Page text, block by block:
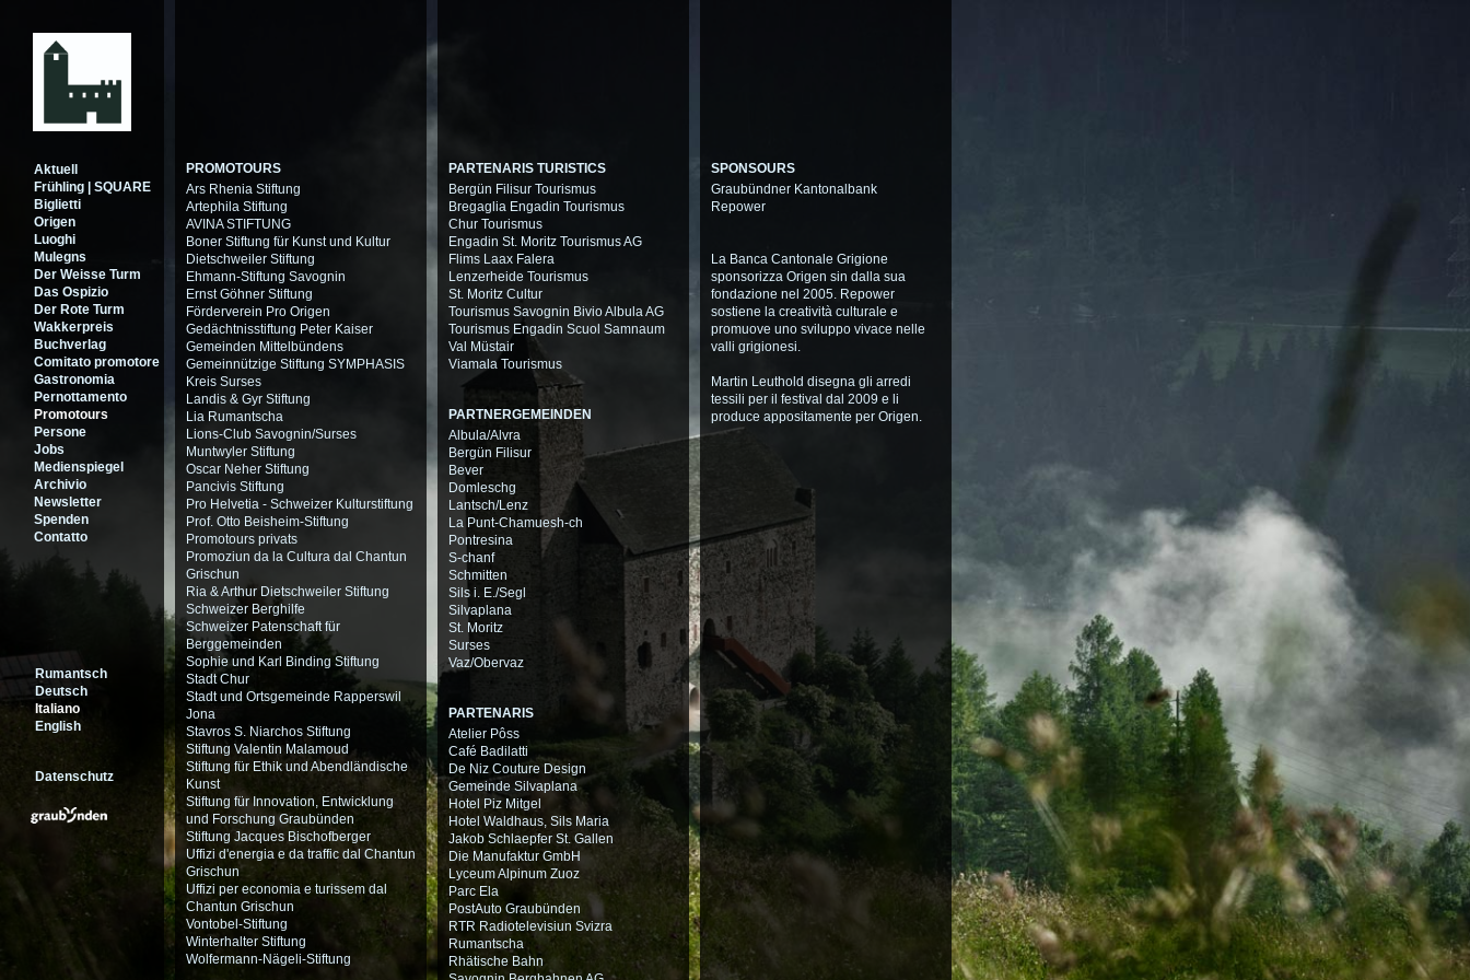
Aktuell
Frühling | SQUARE
Biglietti
Origen
Luoghi
Mulegns
Der Weisse Turm
Das Ospizio
Der Rote Turm
Wakkerpreis
Buchverlag
Comitato promotore
Gastronomia
Pernottamento
Promotours
Persone
Jobs
Medienspiegel
Archivio
Newsletter
Spenden
Contatto
Rumantsch
Deutsch
Italiano
English
Datenschutz
PROMOTOURS
Ars Rhenia Stiftung
Artephila Stiftung
AVINA STIFTUNG
Boner Stiftung für Kunst und Kultur
Dietschweiler Stiftung
Ehmann-Stiftung Savognin
Ernst Göhner Stiftung
Förderverein Pro Origen
Gedächtnisstiftung Peter Kaiser
Gemeinden Mittelbündens
Gemeinnützige Stiftung SYMPHASIS
Kreis Surses
Landis & Gyr Stiftung
Lia Rumantscha
Lions-Club Savognin/Surses
Muntwyler Stiftung
Oscar Neher Stiftung
Pancivis Stiftung
Pro Helvetia - Schweizer Kulturstiftung
Prof. Otto Beisheim-Stiftung
Promotours privats
Promoziun da la Cultura dal Chantun
Grischun
Ria & Arthur Dietschweiler Stiftung
Schweizer Berghilfe
Schweizer Patenschaft für
Berggemeinden
Sophie und Karl Binding Stiftung
Stadt Chur
Stadt und Ortsgemeinde Rapperswil
Jona
Stavros S. Niarchos Stiftung
Stiftung Valentin Malamoud
Stiftung für Ethik und Abendländische
Kunst
Stiftung für Innovation, Entwicklung
und Forschung Graubünden
Stiftung Jacques Bischofberger
Uffizi d'energia e da traffic dal Chantun
Grischun
Uffizi per economia e turissem dal
Chantun Grischun
Vontobel-Stiftung
Winterhalter Stiftung
Wolfermann-Nägeli-Stiftung
PARTENARIS TURISTICS
Bergün Filisur Tourismus
Bregaglia Engadin Tourismus
Chur Tourismus
Engadin St. Moritz Tourismus AG
Flims Laax Falera
Lenzerheide Tourismus
St. Moritz Cultur
Tourismus Savognin Bivio Albula AG
Tourismus Engadin Scuol Samnaum
Val Müstair
Viamala Tourismus
PARTNERGEMEINDEN
Albula/Alvra
Bergün Filisur
Bever
Domleschg
Lantsch/Lenz
La Punt-Chamuesh-ch
Pontresina
S-chanf
Schmitten
Sils i. E./Segl
Silvaplana
St. Moritz
Surses
Vaz/Obervaz
PARTENARIS
Atelier Pôss
Café Badilatti
De Niz Couture Design
Gemeinde Silvaplana
Hotel Piz Mitgel
Hotel Waldhaus, Sils Maria
Jakob Schlaepfer St. Gallen
Die Manufaktur GmbH
Lyceum Alpinum Zuoz
Parc Ela
PostAuto Graubünden
RTR Radiotelevisiun Svizra
Rumantscha
Rhätische Bahn
SPONSOURS
Graubündner Kantonalbank
Repower
La Banca Cantonale Grigione
sponsorizza Origen sin dalla sua
fondazione nel 2005. Repower
sostiene la creatività culturale e
promuove uno sviluppo vivace nelle
valli grigionesi.
Martin Leuthold disegna gli arredi
tessili per il festival dal 2009 e li
produce appositamente per Origen.